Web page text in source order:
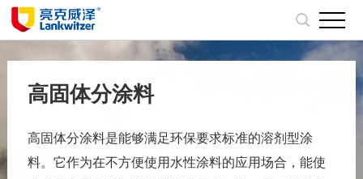
高固体分涂料
高固体分涂料是能够满足环保要求标准的溶剂型涂
料。它作为在不方便使用水性涂料的应用场合，能使